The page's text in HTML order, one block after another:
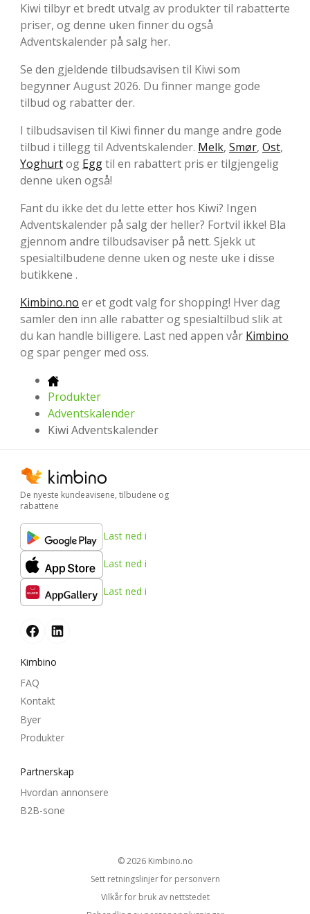
Kiwi tilbyr et bredt utvalg av produkter til rabatterte
priser, og denne uken finner du også
Adventskalender på salg her.
Se den gjeldende tilbudsavisen til Kiwi som
begynner August 2026. Du finner mange gode
tilbud og rabatter der.
I tilbudsavisen til Kiwi finner du mange andre gode
tilbud i tillegg til Adventskalender. Melk, Smør, Ost,
Yoghurtog Eggtil en rabattert pris er tilgjengelig
denne uken også!
Fant du ikke det du lette etter hos Kiwi? Ingen
Adventskalender på salg der heller? Fortvil ikke! Bla
gjennom andre tilbudsaviser på nett. Sjekk ut
spesialtilbudene denne uken og neste uke i disse
butikkene .
Kimbino.no er et godt valg for shopping! Hver dag
samler den inn alle rabatter og spesialtilbud slik at
du kan handle billigere. Last ned appen vår Kimbino
og spar penger med oss.
Produkter
Adventskalender
Kiwi Adventskalender
De nyeste kundeavisene, tilbudene og
rabattene
Last ned i
Last ned i
Last ned i
Kimbino
FAQ
Kontakt
Byer
Produkter
Partnerskap
Hvordan annonsere
B2B-sone
© 2026 kimbino.no
Sett retningslinjer for personvern
Vilkår for bruk av nettstedet